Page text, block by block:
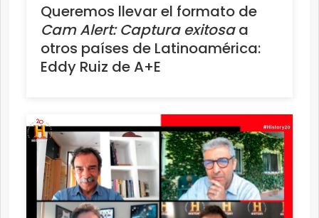
Queremos llevar el formato de
Cam Alert: Captura exitosaa
otros países de Latinoamérica:
Eddy Ruiz de A+E